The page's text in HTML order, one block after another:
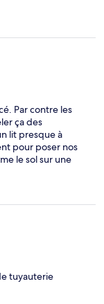
Par contre les
ça des
lit presque à
pour poser nos
le sol sur une
jour comme
serviettes
se
passer
font
nous avons
à changer de
hyper froid
ni même
ou autre objet de
tuyauterie